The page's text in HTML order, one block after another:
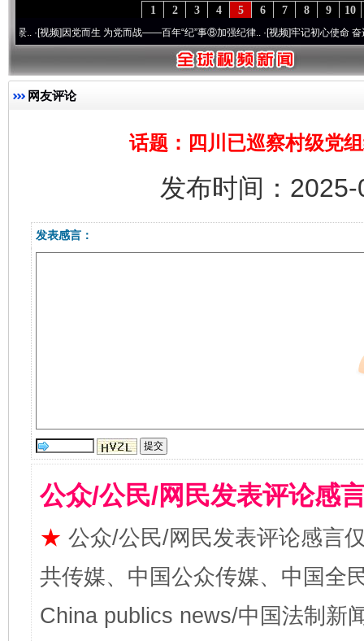
10
9
8
7
6
5
4
3
2
1
频]因党而生 为党而战——百年“纪”事⑧加强纪律..·[视频]牢记初心使命 奋进复兴征
网友评论
话题：四川已巡察村级党
发布时间：
发表感言：
公众/公民/网民发表评论感
★ 公众/公民/网民发表评论感言
共传媒、中国公众传媒、中国全
China publics news/中国法制新